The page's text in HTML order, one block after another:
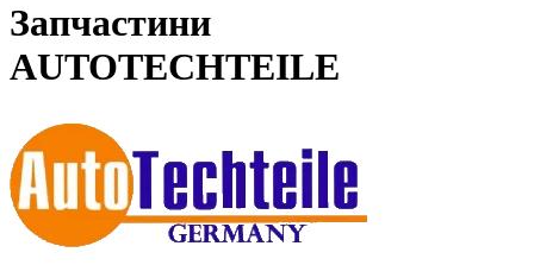
Запчастини
AUTOTECHTEILE